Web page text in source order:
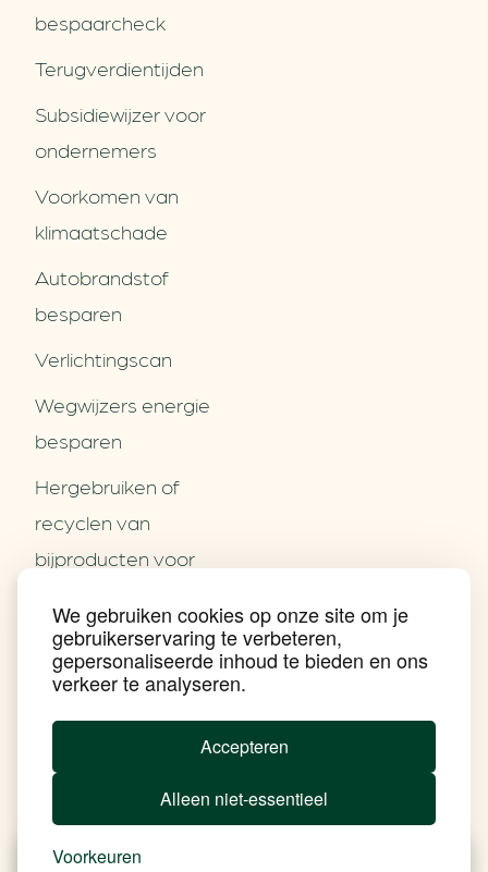
We gebruiken cookies op onze site om je
gebruikerservaring te verbeteren,
gepersonaliseerde inhoud te bieden en ons
verkeer te analyseren.
Accepteren
Alleen niet-essentieel
Voorkeuren
Partners
Contact
Nieuws
Praktijkverhalen
Events
Nieuwsbrief
Achtergrond klimaatverandering
Beprijzing van CO2
Verduurzamen bedrijventerrein
bespaarcheck
Terugverdien­tijden
Subsidiewijzer voor
ondernemers
Voorkomen van
klimaatschade
Autobrandstof
besparen
Verlichtingscan
Wegwijzers energie
besparen
Hergebruiken of
recyclen van
bijproducten voor
Energie besparen op
uw PC
Privacy & Disclaimer